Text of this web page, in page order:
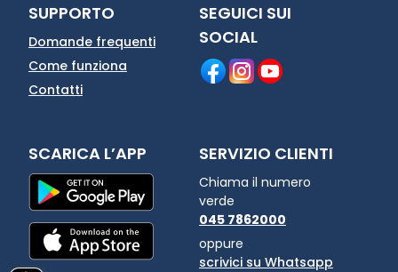
SUPPORTO
Domande frequenti
Come funziona
Contatti
SEGUICI SUI
SOCIAL
SCARICA L’APP SERVIZIO CLIENTI
Chiama il numero
verde
045 7862000
oppure
scrivici su Whatsapp